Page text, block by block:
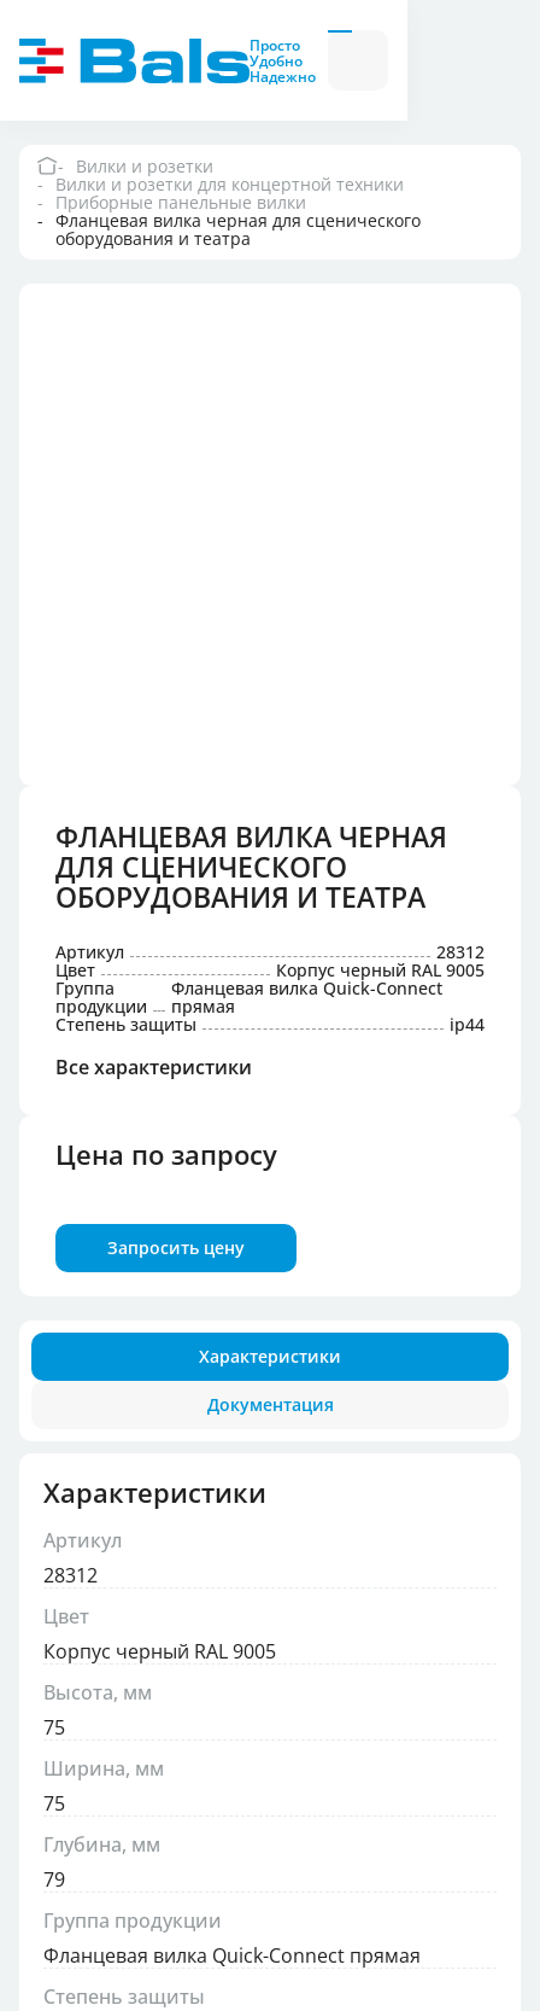
Просто
Удобно
Надежно
Вилки
и
розетки
модули
Вилки и розетки
Компания
Вилки и розетки
Вилки и розетки для концертной техники
Приборные панельные вилки
Фланцевая вилка черная для сценического
оборудования и театра
ФЛАНЦЕВАЯ ВИЛКА ЧЕРНАЯ
ДЛЯ СЦЕНИЧЕСКОГО
ОБОРУДОВАНИЯ И ТЕАТРА
Артикул 28312
Цвет Корпус черный RAL 9005
Группа
продукции
Фланцевая вилка Quick-Connect
прямая
Степень защиты ip44
Все характеристики
Цена по запросу
Запросить цену
Характеристики
Документация
Характеристики
Артикул
28312
Цвет
Корпус черный RAL 9005
Высота, мм
75
Ширина, мм
75
Глубина, мм
79
Группа продукции
Фланцевая вилка Quick-Connect прямая
Степень защиты